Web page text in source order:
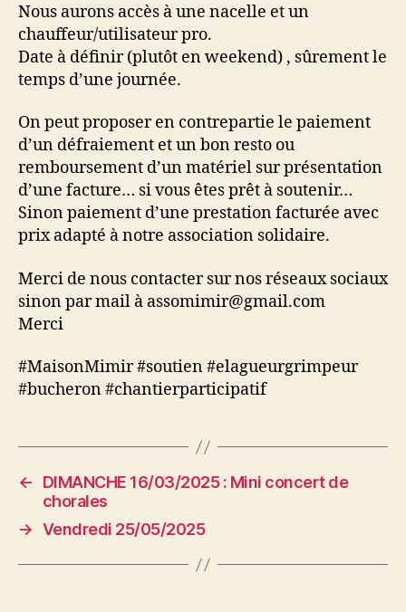
Nous aurons accès à une nacelle et un
chauffeur/utilisateur pro.
Date à définir (plutôt en weekend) , sûrement le
temps d’une journée.
On peut proposer en contrepartie le paiement
d’un défraiement et un bon resto ou
remboursement d’un matériel sur présentation
d’une facture… si vous êtes prêt à soutenir…
Sinon paiement d’une prestation facturée avec
prix adapté à notre association solidaire.
Merci de nous contacter sur nos réseaux sociaux
sinon par mail à assomimir@gmail.com
Merci
#MaisonMimir #soutien #elagueurgrimpeur
#bucheron #chantierparticipatif
←
DIMANCHE 16/03/2025 : Mini concert de
chorales
→ Vendredi 25/05/2025